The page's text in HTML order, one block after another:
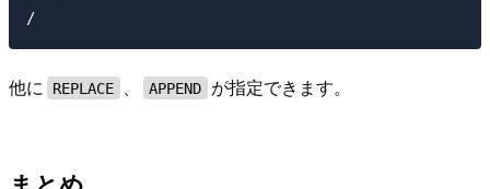
他に REPLACE 、 APPEND が指定できます。